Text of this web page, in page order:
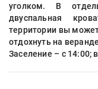
уголком. В
двуспальная
территории вы
отдохнуть на
Заселение – с 14:00;